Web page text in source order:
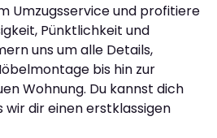
Umzugsservice und profitiere
Pünktlichkeit und
uns um alle Details,
bis hin zur
Wohnung. Du kannst dich
wir dir einen erstklassigen